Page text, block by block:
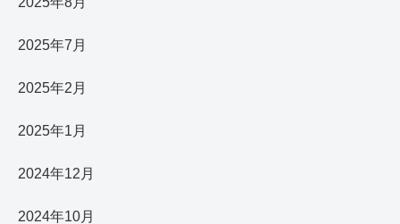
2025年7月
2025年2月
2025年1月
2024年12月
2024年10月